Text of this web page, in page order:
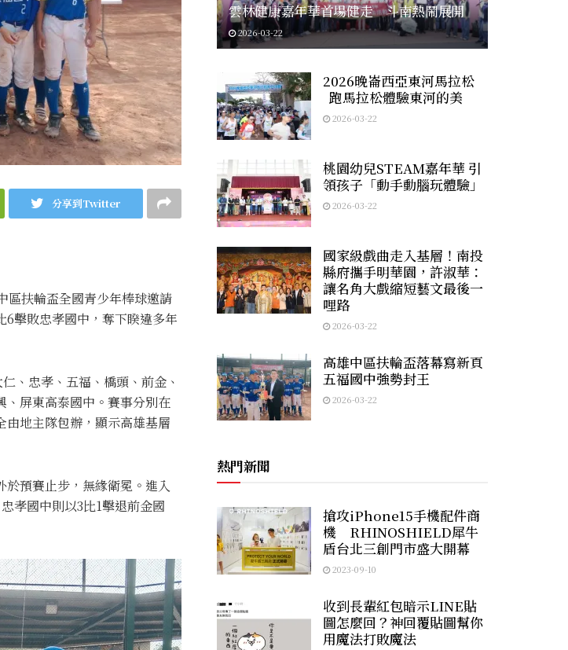
分享到Twitter
區扶輪盃全國青少年棒球邀請
6擊敗忠孝國中，奪下睽違多年
、忠孝、五福、橋頭、前金、
、屏東高泰國中。賽事分別在
由地主隊包辦，顯示高雄基層
預賽止步，無緣衛冕。進入
孝國中則以3比1擊退前金國
雲林健康嘉年華首場健走 斗南熱鬧展開
2026-03-22
2026晚崙西亞東河馬拉松
跑馬拉松體驗東河的美
2026-03-22
桃園幼兒STEAM嘉年華 引
領孩子「動手動腦玩體驗」
2026-03-22
國家級戲曲走入基層！南投
縣府攜手明華園，許淑華：
讓名角大戲縮短藝文最後一
哩路
2026-03-22
高雄中區扶輪盃落幕寫新頁
五福國中強勢封王
2026-03-22
熱門新聞
搶攻iPhone15手機配件商
機 RHINOSHIELD犀牛
盾台北三創門市盛大開幕
2023-09-10
收到長輩紅包暗示LINE貼
圖怎麼回？神回覆貼圖幫你
用魔法打敗魔法